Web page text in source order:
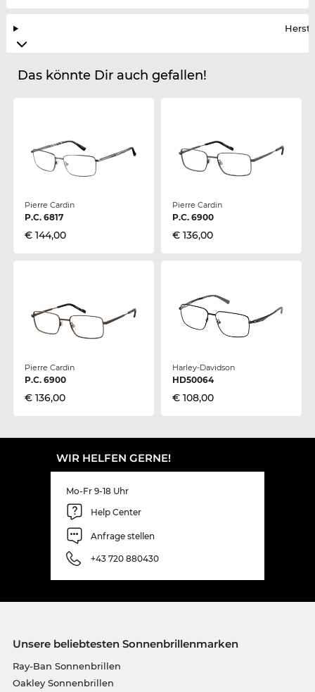
Das könnte Dir auch gefallen!
Pierre Cardin
P.C. 6817
€ 144,00
Pierre Cardin
P.C. 6900
€ 136,00
Pierre Cardin
P.C. 6900
€ 136,00
Harley-Davidson
HD50064
€ 108,00
WIR HELFEN GERNE!
Mo-Fr 9-18 Uhr
Help Center
Anfrage stellen
+43 720 880430
Unsere beliebtesten Sonnenbrillenmarken
Ray-Ban Sonnenbrillen
Oakley Sonnenbrillen